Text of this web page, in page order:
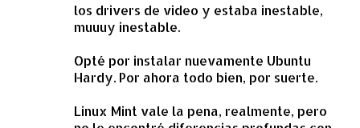
los drivers de video y estaba inestable,
muuuy inestable.
Opté por instalar nuevamente Ubuntu
Hardy. Por ahora todo bien, por suerte.
Linux Mint vale la pena, realmente, pero